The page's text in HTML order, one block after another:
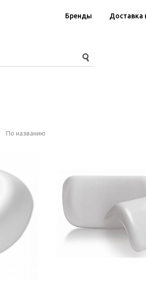
Бренды Доставка
По названию